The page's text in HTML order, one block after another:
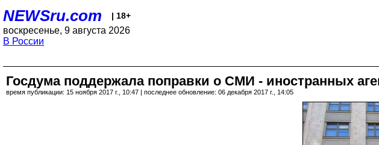
NEWSru.com | 18+
воскресенье, 9 августа 2026
В России
Госдума поддержала поправки о СМИ - иностранных
время публикации: 15 ноября 2017 г., 10:47 | последнее обновление: 06 декабря 2017 г., 14:05